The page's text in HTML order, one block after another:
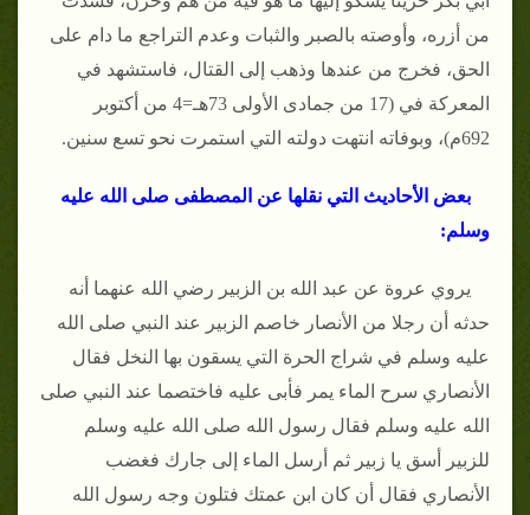
من أزره، وأوصته بالصبر والثبات وعدم التراجع ما دام على
الحق، فخرج من عندها وذهب إلى القتال، فاستشهد في
المعركة في (17 من جمادى الأولى 73هـ=4 من أكتوبر
692م)، وبوفاته انتهت دولته التي استمرت نحو تسع سنين.
بعض الأحاديث التي نقلها عن المصطفى صلى الله عليه
وسلم:
يروي عروة عن عبد الله بن الزبير رضي الله عنهما أنه
حدثه أن رجلا من الأنصار خاصم الزبير عند النبي صلى الله
عليه وسلم في شراج الحرة التي يسقون بها النخل فقال
الأنصاري سرح الماء يمر فأبى عليه فاختصما عند النبي صلى
الله عليه وسلم فقال رسول الله صلى الله عليه وسلم
للزبير أسق يا زبير ثم أرسل الماء إلى جارك فغضب
الأنصاري فقال أن كان ابن عمتك فتلون وجه رسول الله